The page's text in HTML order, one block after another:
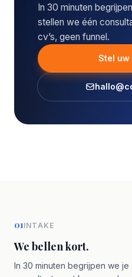
In 30 minuten
stellen we één
cv’s, geen funnel.
Stel uw
01INTAKE
We bellen kort.
In 30 minuten begrijpen we